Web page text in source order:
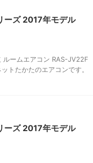
ーズ 2017年モデル
ルームエアコン RAS-JV22F
トたかたのエアコンです。
ーズ 2017年モデル